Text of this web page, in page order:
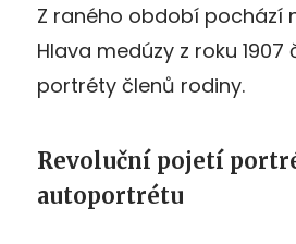
Z raného období pochází
Hlava medúzy z roku 1907
portréty členů rodiny.
Revoluční pojetí
autoportrétu